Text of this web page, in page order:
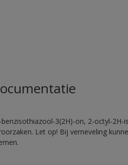
3(2H)-on, 2-octyl-2H-
Let op! Bij verneveling